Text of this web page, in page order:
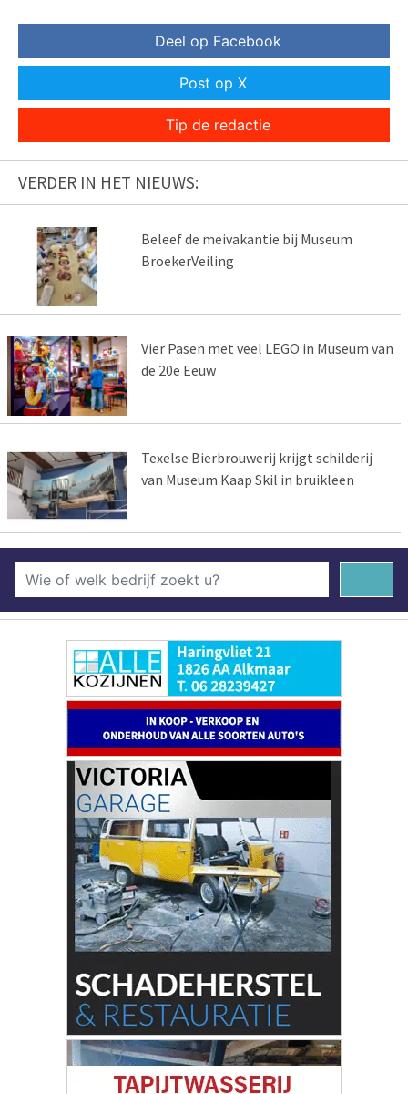
Deel op Facebook
Post op X
Tip de redactie
VERDER IN HET NIEUWS:
Beleef de meivakantie bij Museum
BroekerVeiling
Vier Pasen met veel LEGO in Museum van
de 20e Eeuw
Texelse Bierbrouwerij krijgt schilderij
van Museum Kaap Skil in bruikleen